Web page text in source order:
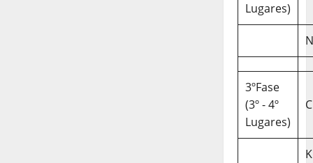
Lugares)
3ºFase
(3º - 4º
Lugares)